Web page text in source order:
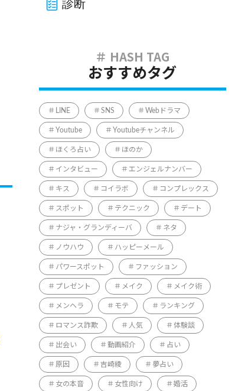
診断
おすすめタグ
LINE SNS Webドラマ
Youtube Youtubeチャンネル
ほくろ占い ほのか
インタビュー エンジェルナンバー
キス コイラボ コンプレックス
スポット テクニック デート
ナジャ・グランディーバ ネタ
ノウハウ ハッピーメール
パワースポット ファッション
プレゼント メイク メイク術
メンヘラ モテ ランキング
ロマンス詐欺 人気 体験談
出会い 動画紹介 占い
原因 吉崎綾 夢占い
女の本音 女性向け 婚活